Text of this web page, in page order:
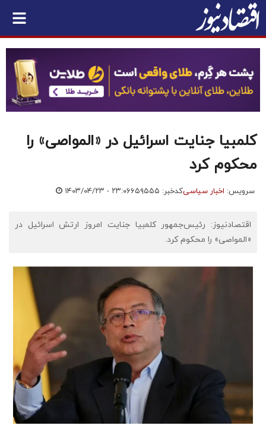
کلمبیا جنایت اسرائیل در «المواصی» را
محکوم کرد
سرویس: اخبار سیاسیکدخبر: ۶۵۹۵۵۵ ۱۴۰۳/۰۴/۲۳ - ۲۳:۰۶
اقتصادنیوز: رئیس‌جمهور کلمبیا جنایت امروز ارتش اسرائیل در
«المواصی» را محکوم کرد.